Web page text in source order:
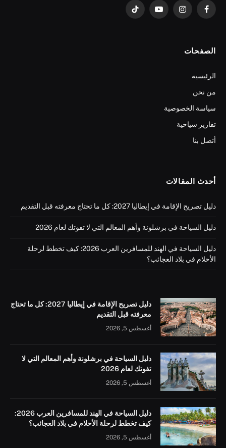
فيسبوكالانستغراميوتيوب تيكتوك
الصفحات
الرئيسية
من نحن
سياسة الخصوصية
تقارير سياحية
أتصل بنا
أحدث المقالات
دليل تصريح الإقامة في إيطاليا 2027: كل ما تحتاج معرفته قبل التقديم
دليل السياحة في برشلونة وأهم المعالم التي لا تفوتك لعام 2026
دليل السياحة في الهند للمسافرين العرب 2026: كيف تخطط لرحلة
الأحلام في بلاد العجائب؟
دليل تصريح الإقامة في إيطاليا 2027: كل ما تحتاج
معرفته قبل التقديم
أغسطس 5, 2026
دليل السياحة في برشلونة وأهم المعالم التي لا
تفوتك لعام 2026
أغسطس 5, 2026
دليل السياحة في الهند للمسافرين العرب 2026:
كيف تخطط لرحلة الأحلام في بلاد العجائب؟
أغسطس 5, 2026